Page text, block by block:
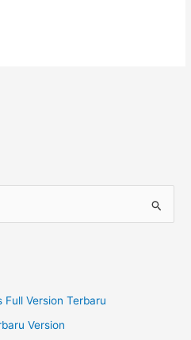
Full Version Terbaru
Version